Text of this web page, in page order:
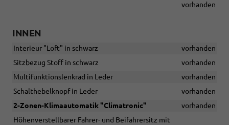
vorhanden
INNEN
Interieur "Loft" in schwarz
vorhanden
Sitzbezug Stoff in schwarz
vorhanden
Multifunktionslenkrad in Leder
vorhanden
Schalthebelknopf in Leder
vorhanden
2-Zonen-Klimaautomatik "Climatronic"
vorhanden
Höhenverstellbarer Fahrer- und Beifahrersitz mit